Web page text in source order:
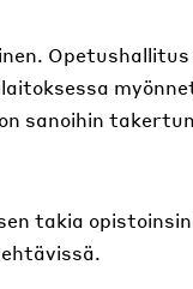
sanoihin
takia